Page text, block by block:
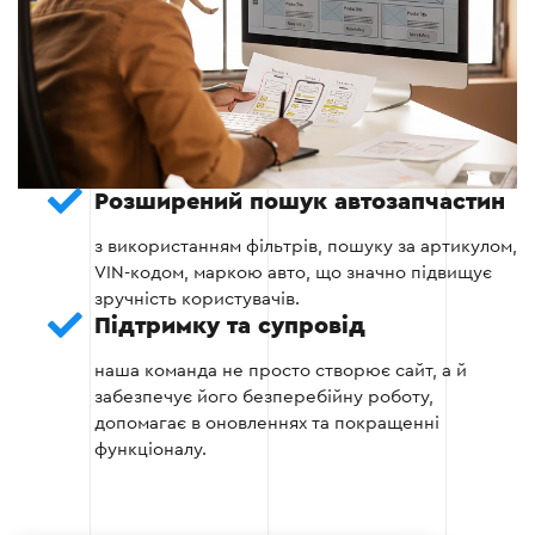
Реалізуємо функціонал каталогу.
Інтегруємо систему пошуку за VIN-кодом та
артикулами.
Налаштовуємо оплату, доставку та CRM.
Етап 3
Етап 4: Тестування та запуск
Розширений пошук автозапчастин
з використанням фільтрів, пошуку за артикулом,
VIN-кодом, маркою авто, що значно підвищує
зручність користувачів.
Підтримку та супровід
наша команда не просто створює сайт, а й
забезпечує його безперебійну роботу,
допомагає в оновленнях та покращенні
функціоналу.